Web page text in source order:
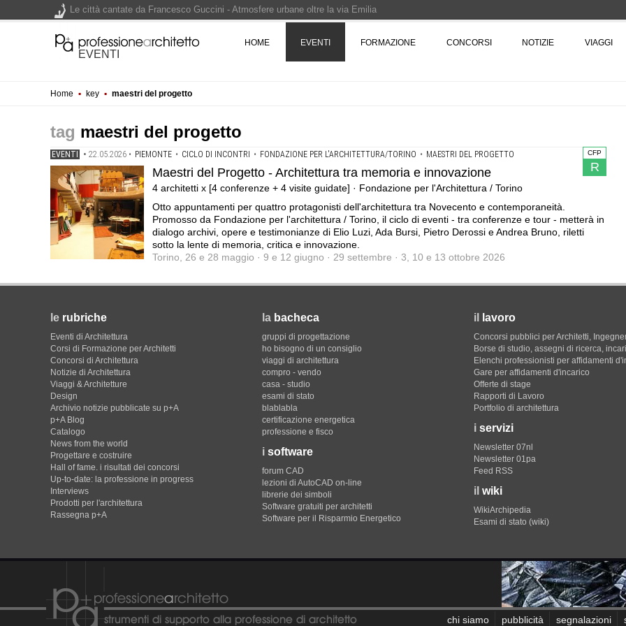
EVENTI
HOME EVENTI FORMAZIONE CONCORSI NOTIZIE VIAGGI
Home ▪ key ▪ maestri del progetto
maestri del progetto
CFP
R
EVENTI • 22.05.2026 • PIEMONTE • CICLO DI INCONTRI • FONDAZIONE PER L'ARCHITETTURA/TORINO • MAESTRI DEL PROGETTO
Maestri del Progetto - Architettura tra memoria e innovazione
4 architetti x [4 conferenze + 4 visite guidate] · Fondazione per l'Architettura / Torino
Otto appuntamenti per quattro protagonisti dell'architettura tra Novecento e contemporaneità.
Promosso da Fondazione per l'architettura / Torino, il ciclo di eventi - tra conferenze e tour - metterà in
dialogo archivi, opere e testimonianze di Elio Luzi, Ada Bursi, Pietro Derossi e Andrea Bruno, riletti
sotto la lente di memoria, critica e innovazione.
Torino, 26 e 28 maggio · 9 e 12 giugno · 29 settembre · 3, 10 e 13 ottobre 2026
le rubriche
Eventi di Architettura
Corsi di Formazione per Architetti
Concorsi di Architettura
Notizie di Architettura
Viaggi & Architetture
Design
Archivio notizie pubblicate su p+A
p+A Blog
Catalogo
News from the world
Progettare e costruire
Hall of fame. i risultati dei concorsi
Up-to-date: la professione in progress
Interviews
Prodotti per l'architettura
Rassegna p+A
la bacheca
gruppi di progettazione
ho bisogno di un consiglio
viaggi di architettura
compro - vendo
casa - studio
esami di stato
blablabla
certificazione energetica
professione e fisco
i software
forum CAD
lezioni di AutoCAD on-line
librerie dei simboli
Software gratuiti per architetti
Software per il Risparmio Energetico
il lavoro
Concorsi pubblici per Architetti,
Borse di studio, assegni di ricerca,
Elenchi professionisti per affidamenti
Gare per affidamenti d'incarico
Offerte di stage
Rapporti di Lavoro
Portfolio di architettura
i servizi
Newsletter 07nl
Newsletter 01pa
Feed RSS
il wiki
WikiArchipedia
Esami di stato (wiki)
chi siamo pubblicità segnalazioni
Le città cantate da Francesco Guccini - Atmosfere urbane oltre la via Emilia
200 manifesti per i 200 anni di Carlo Collodi, creatore di Pinocchio - Call di grafica promossa dal Museo MAGMA per la realizzazione di